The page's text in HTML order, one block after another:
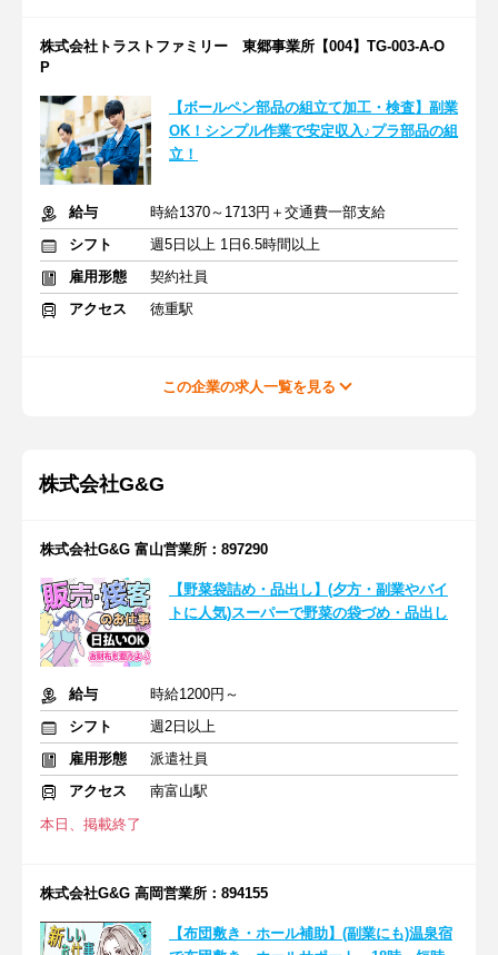
株式会社トラストファミリー 東郷事業所【004】TG-003-A-O
P
【ボールペン部品の組立て加工・検査】副業
OK！シンプル作業で安定収入♪プラ部品の組
立！
給与
時給1370～1713円＋交通費一部支給
シフト
週5日以上 1日6.5時間以上
雇用形態
契約社員
アクセス
徳重駅
この企業の求人一覧を見る
株式会社G&G
株式会社G&G 富山営業所：897290
【野菜袋詰め・品出し】(夕方・副業やバイ
トに人気)スーパーで野菜の袋づめ・品出し
給与
時給1200円～
シフト
週2日以上
雇用形態
派遣社員
アクセス
南富山駅
本日、掲載終了
株式会社G&G 高岡営業所：894155
【布団敷き・ホール補助】(副業にも)温泉宿